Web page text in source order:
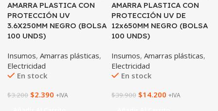
AMARRA PLASTICA CON
PROTECCIÓN UV
3.6X250MM NEGRO (BOLSA
100 UNDS)
Insumos, Amarras plásticas,
Electricidad
En stock
$3.200 $2.390 +IVA
AMARRA PLASTICA CON
PROTECCIÓN UV DE
12x650MM NEGRO (BOLSA
100 UNDS)
Insumos, Amarras plásticas,
Electricidad
En stock
$39.900 $14.200 +IVA